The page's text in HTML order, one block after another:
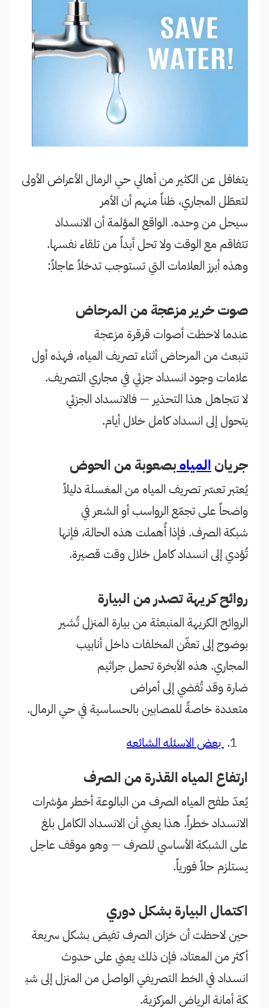
يتغافل عن الكثير من أهالي حي الرمال الأعراض الأولى
لتعطّل المجاري، ظناً منهم أن الأمر
سيحل من وحده. الواقع المؤلمة أن الانسداد
تتفاقم مع الوقت ولا تحل أبداً من تلقاء نفسها.
وهذه أبرز العلامات التي تستوجب تدخلاً عاجلاً:
صوت خرير مزعجة من المرحاض
عندما لاحظت أصوات قرقرة مزعجة
تنبعث من المرحاض أثناء تصريف المياه، فهذه أول
علامات وجود انسداد جزئي في مجاري التصريف.
لا تتجاهل هذا التحذير — فالانسداد الجزئي
يتحول إلى انسداد كامل خلال أيام.
جريانالمياهبصعوبة من الحوض
يُعتبر تعسّر تصريف المياه من المغسلة دليلاً
واضحاً على تجمّع الرواسب أو الشعر في
شبكة الصرف. فإذا أُهملت هذه الحالة، فإنها
تُؤدي إلى انسداد كامل خلال وقت قصيرة.
روائح كريهة تصدر من البيارة
الروائح الكريهة المنبعثة من بيارة المنزل تُشير
بوضوح إلى تعفّن المخلفات داخل أنابيب
المجاري. هذه الأبخرة تحمل جراثيم
ضارة وقد تُفضي إلى أمراض
متعددة خاصةً للمصابين بالحساسية في حي الرمال.
بعض الاسئله الشائعه
ارتفاع المياه القذرة من الصرف
يُعدّ طفح المياه الصرف من البالوعة أخطر مؤشرات
الانسداد خطراً. هذا يعني أن الانسداد الكامل بلغ
على الشبكة الأساسي للصرف — وهو موقف عاجل
يستلزم حلاً فورياً.
اكتمال البيارة بشكل دوري
حين لاحظت أن خزان الصرف تفيض بشكل سريعة
أكثر من المعتاد، فإن ذلك يعني على حدوث
انسداد في الخط التصريفي الواصل من المنزل إلى شب
كة أمانة الرياض المركزية.